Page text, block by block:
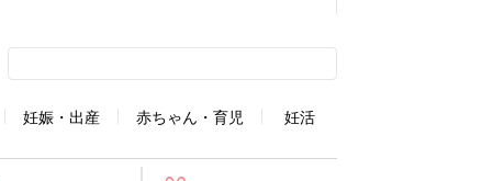
妊娠・出産 赤ちゃん・育児 妊活